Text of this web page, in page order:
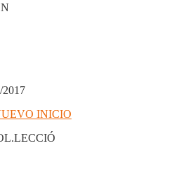
2017
INICIO